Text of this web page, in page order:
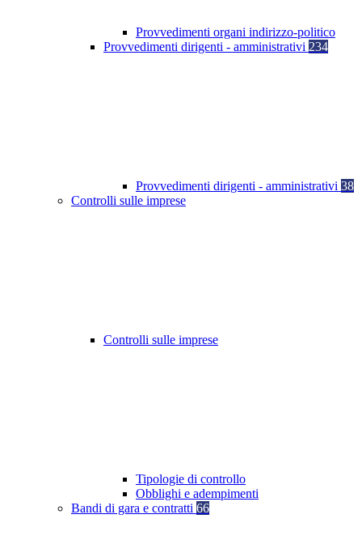
Provvedimenti organi indirizzo-politico
Provvedimenti dirigenti - amministrativi 234
Provvedimenti dirigenti - amministrativi 38
Controlli sulle imprese
Controlli sulle imprese
Tipologie di controllo
Obblighi e adempimenti
Bandi di gara e contratti 66